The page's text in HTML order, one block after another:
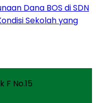
Dana BOS di SDN
Sekolah yang
No.15